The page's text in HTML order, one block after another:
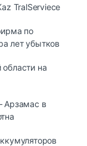
TralServiece
по
лет убытков
на
Арзамас в